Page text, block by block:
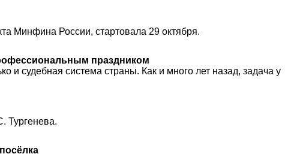
Минфина России, стартовала 29 октября.
праздником
и судебная система страны. Как и много лет назад, задача у
Тургенева.